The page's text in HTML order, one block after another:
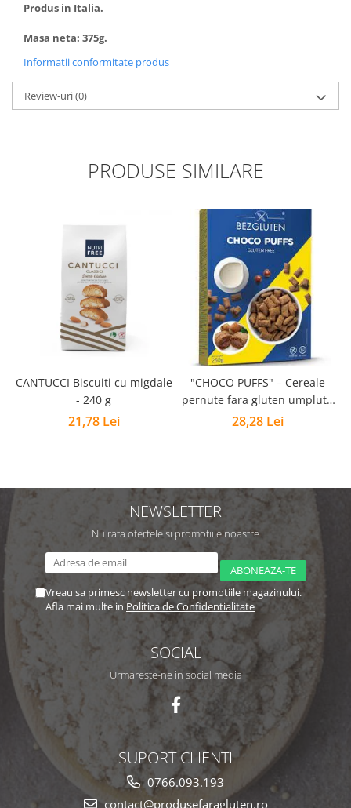
Produs in Italia.
Masa neta: 375g.
Informatii conformitate produs
Review-uri(0)
PRODUSE SIMILARE
CANTUCCI Biscuiti cu migdale
- 240 g
21,78 Lei
"CHOCO PUFFS" – Cereale
pernute fara gluten umplute
cu crema de alune - 250g
28,28 Lei
NEWSLETTER
Nu rata ofertele si promotiile noastre
Vreau sa primesc newsletter cu promotiile magazinului.
Afla mai multe in Politica de Confidentialitate
SOCIAL
Urmareste-ne in social media
SUPORT CLIENTI
0766.093.193
contact@produsefaragluten.ro